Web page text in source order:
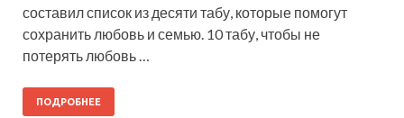
составил список из десяти табу, которые помогут
сохранить любовь и семью. 10 табу, чтобы не
потерять любовь …
ПОДРОБНЕЕ